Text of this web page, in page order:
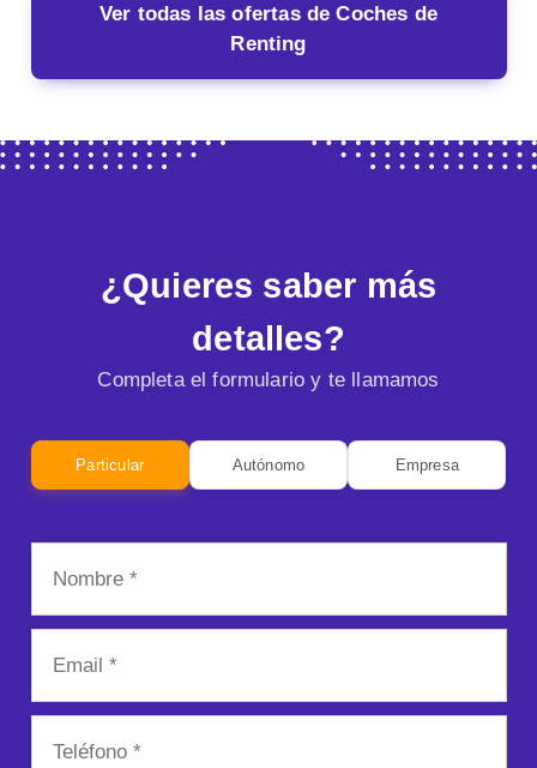
Ver todas las ofertas de Coches de
Renting
¿Quieres saber más
detalles?
Completa el formulario y te llamamos
Particular Autónomo Empresa